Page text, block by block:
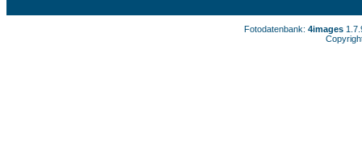
Fotodatenbank: 4images